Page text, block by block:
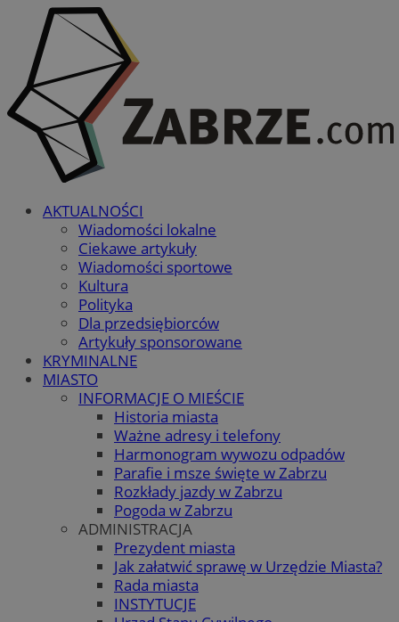
AKTUALNOŚCI
Wiadomości lokalne
Ciekawe artykuły
Wiadomości sportowe
Kultura
Polityka
Dla przedsiębiorców
Artykuły sponsorowane
KRYMINALNE
MIASTO
INFORMACJE O MIEŚCIE
Historia miasta
Ważne adresy i telefony
Harmonogram wywozu odpadów
Parafie i msze święte w Zabrzu
Rozkłady jazdy w Zabrzu
Pogoda w Zabrzu
ADMINISTRACJA
Prezydent miasta
Jak załatwić sprawę w Urzędzie Miasta?
Rada miasta
INSTYTUCJE